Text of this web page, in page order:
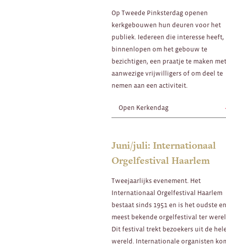
Op Tweede Pinksterdag openen
kerkgebouwen hun deuren voor het
publiek. Iedereen die interesse heeft,
binnenlopen om het gebouw te
bezichtigen, een praatje te maken
aanwezige vrijwilligers of om deel te
nemen aan een activiteit.
Open Kerkendag
Juni/juli: Internationaal
Orgelfestival Haarlem
Tweejaarlijks evenement. Het
Internationaal Orgelfestival Haarlem
bestaat sinds 1951 en is het oudste
meest bekende orgelfestival ter
Dit festival trekt bezoekers uit de
wereld. Internationale organisten